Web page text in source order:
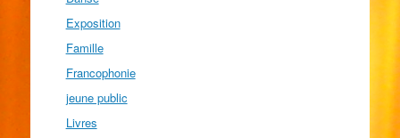
Exposition
Famille
Francophonie
jeune public
Livres